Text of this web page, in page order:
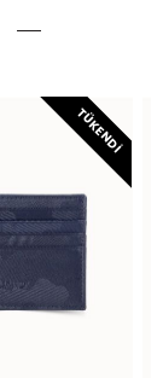
TÜKENDI